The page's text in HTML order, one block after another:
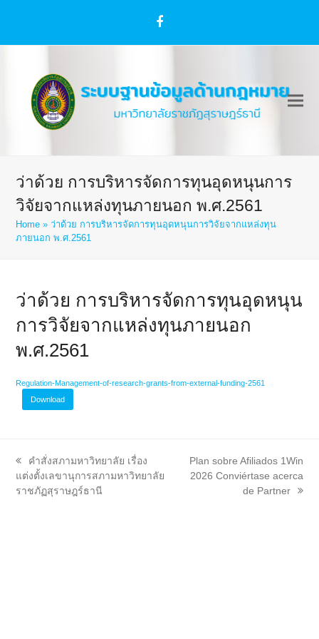
Facebook
ว่าด้วย การบริหารจัดการทุนอุดหนุนการ
วิจัยจากแหล่งทุนภายนอก พ.ศ.2561
Home »ว่าด้วย การบริหารจัดการทุนอุดหนุนการวิจัยจากแหล่งทุน
ภายนอก พ.ศ.2561
ว่าด้วย การบริหารจัดการทุนอุดหนุน
การวิจัยจากแหล่งทุนภายนอก
พ.ศ.2561
Regulation-Management-of-research-grants-from-external-funding-2561
Download
previous
post:
คำสั่งสภามหาวิทยาลัย เรื่อง
แต่งตั้งเลขานุการสภามหาวิทยาลัย
ราชภัฏสุราษฎร์ธานี
next
post:
Plan sobre Afiliados 1Win
2026 Conviértase acerca
de Partner